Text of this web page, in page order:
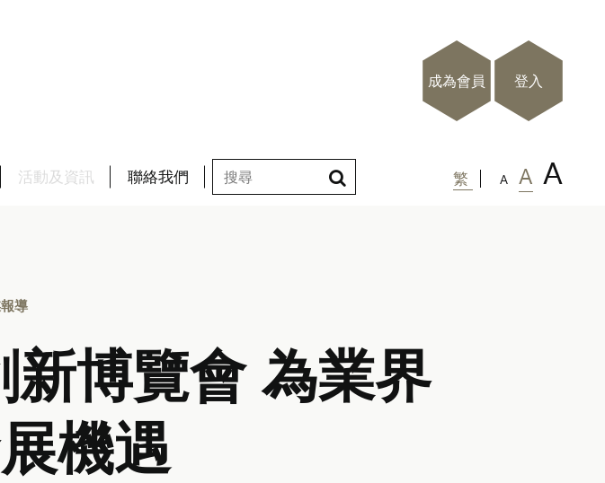
成為會員 登入
活動及資訊 聯絡我們 繁 A A A
導
博覽會 為業界
機遇